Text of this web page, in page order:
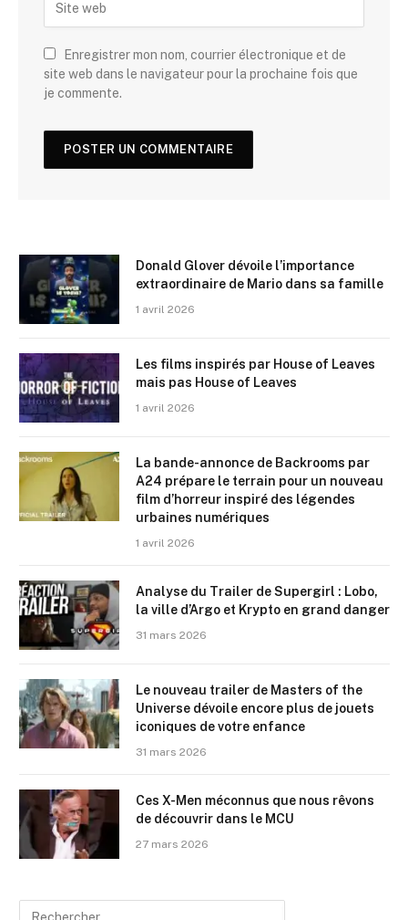
Enregistrer mon nom, courrier électronique et de
site web dans le navigateur pour la prochaine fois que
je commente.
Donald Glover dévoile l’importance
extraordinaire de Mario dans sa famille
1 avril 2026
Les films inspirés par House of Leaves
mais pas House of Leaves
1 avril 2026
La bande-annonce de Backrooms par
A24 prépare le terrain pour un nouveau
film d’horreur inspiré des légendes
urbaines numériques
1 avril 2026
Analyse du Trailer de Supergirl : Lobo,
la ville d’Argo et Krypto en grand danger
31 mars 2026
Le nouveau trailer de Masters of the
Universe dévoile encore plus de jouets
iconiques de votre enfance
31 mars 2026
Ces X-Men méconnus que nous rêvons
de découvrir dans le MCU
27 mars 2026